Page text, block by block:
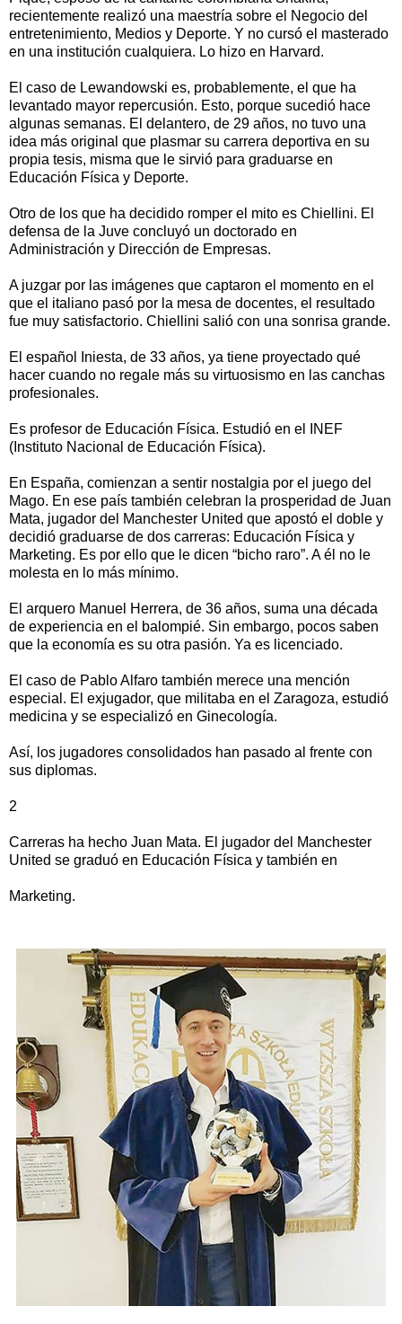
recientemente realizó una maestría sobre el Negocio del
entretenimiento, Medios y Deporte. Y no cursó el masterado
en una institución cualquiera. Lo hizo en Harvard.
El caso de Lewandowski es, probablemente, el que ha
levantado mayor repercusión. Esto, porque sucedió hace
algunas semanas. El delantero, de 29 años, no tuvo una
idea más original que plasmar su carrera deportiva en su
propia tesis, misma que le sirvió para graduarse en
Educación Física y Deporte.
Otro de los que ha decidido romper el mito es Chiellini. El
defensa de la Juve concluyó un doctorado en
Administración y Dirección de Empresas.
A juzgar por las imágenes que captaron el momento en el
que el italiano pasó por la mesa de docentes, el resultado
fue muy satisfactorio. Chiellini salió con una sonrisa grande.
El español Iniesta, de 33 años, ya tiene proyectado qué
hacer cuando no regale más su virtuosismo en las canchas
profesionales.
Es profesor de Educación Física. Estudió en el INEF
(Instituto Nacional de Educación Física).
En España, comienzan a sentir nostalgia por el juego del
Mago. En ese país también celebran la prosperidad de Juan
Mata, jugador del Manchester United que apostó el doble y
decidió graduarse de dos carreras: Educación Física y
Marketing. Es por ello que le dicen “bicho raro”. A él no le
molesta en lo más mínimo.
El arquero Manuel Herrera, de 36 años, suma una década
de experiencia en el balompié. Sin embargo, pocos saben
que la economía es su otra pasión. Ya es licenciado.
El caso de Pablo Alfaro también merece una mención
especial. El exjugador, que militaba en el Zaragoza, estudió
medicina y se especializó en Ginecología.
Así, los jugadores consolidados han pasado al frente con
sus diplomas.
2
Carreras ha hecho Juan Mata. El jugador del Manchester
United se graduó en Educación Física y también en
Marketing.